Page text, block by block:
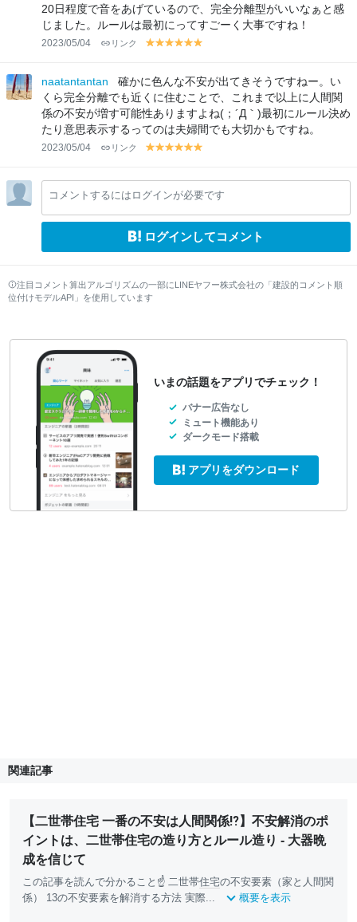
20日程度で音をあげているので、完全分離型がいいなぁと感
じました。ルールは最初にってすごーく大事ですね！
2023/05/04 リンク
y
lo
w
y
lo
w
y
lo
w
y
lo
w
y
lo
w
lo
w
naatantantan
確かに色んな不安が出てきそうですねー。い
くら完全分離でも近くに住むことで、これまで以上に人間関
係の不安が増す可能性ありますよね(；´Д｀)最初にルール決め
たり意思表示するってのは夫婦間でも大切かもですね。
2023/05/04 リンク
y
lo
w
y
lo
w
y
lo
w
y
lo
w
y
lo
w
lo
w
コメントするにはログインが必要です
ログインしてコメント
注目コメント算出アルゴリズムの一部にLINEヤフー株式会社の「建設的コメント順
位付けモデルAPI」を使用しています
いまの話題をアプリでチェック！
バナー広告なし
ミュート機能あり
ダークモード搭載
アプリをダウンロード
関連記事
【二世帯住宅 一番の不安は人間関係⁉】不安解消のポ
イントは、二世帯住宅の造り方とルール造り - 大器晩
成を信じて
この記事を読んで分かること☝ 二世帯住宅の不安要素（家と人間関
係） 13の不安要素を解消する方法 実際...
概要を表示